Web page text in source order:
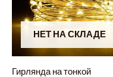
НЕТ НА СКЛАДЕ
Гирлянда на тонкой